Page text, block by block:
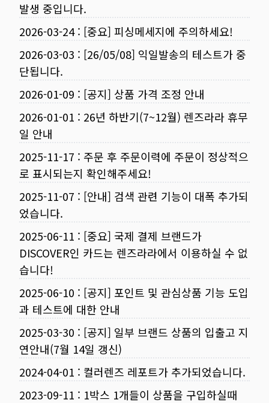
발생 중입니다.
2026-03-24: [중요] 피싱메세지에 주의하세요!
2026-03-03 : [26/05/08] 익일발송의 테스트가 중
단됩니다.
2026-01-09 : [공지] 상품 가격 조정 안내
2026-01-01 : 26년 하반기(7~12월) 렌즈라라 휴무
일 안내
2025-11-17 : 주문 후 주문이력에 주문이 정상적으
로 표시되는지 확인해주세요!
2025-11-07 : [안내] 검색 관련 기능이 대폭 추가되
었습니다.
2025-06-11 : [중요] 국제 결제 브랜드가
DISCOVER인 카드는 렌즈라라에서 이용하실 수 없
습니다!
2025-06-10 : [공지] 포인트 및 관심상품 기능 도입
과 테스트에 대한 안내
2025-03-30 : [공지] 일부 브랜드 상품의 입출고 지
연안내(7월 14일 갱신)
2024-04-01 : 컬러렌즈 레포트가 추가되었습니다.
2023-09-11 : 1박스 1개들이 상품을 구입하실때